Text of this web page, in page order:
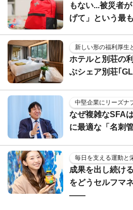
もない...被災者
げて」という最
新しい形の福利厚生
ホテルと別荘の
ぶシェア別荘｢
中堅企業にリーズナ
なぜ複雑なSFA
に最適な「名刺
毎日を支える運動と
成果を出し続け
をどうセルフマ
——